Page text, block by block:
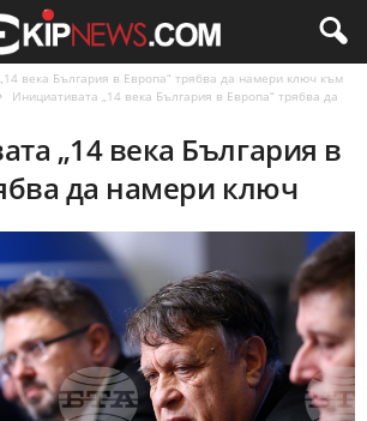
века България в Европа“ трябва да намери ключ към
Инициативата „14 века България в Европа“ трябва да
„14 века България в
да намери ключ